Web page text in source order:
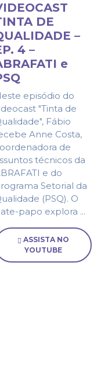
DE
–
4 –
e
episódio do
"Tinta de
Fábio
Anne Costa,
de
técnicos da
e do
Setorial da
(PSQ). O
papo explora ...
ASSISTA NO
YOUTUBE